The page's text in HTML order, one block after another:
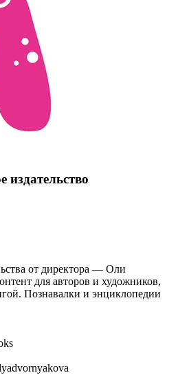
издательство
от директора — Оли
для авторов и художников,
Познавалки и энциклопедии